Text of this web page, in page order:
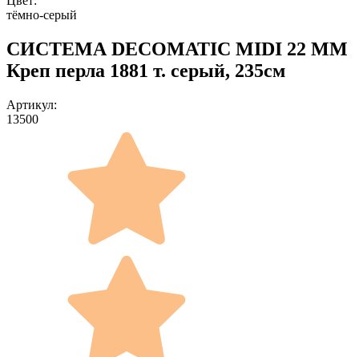
тёмно-серый
СИСТЕМА DECOMATIC MIDI 22 ММ
Креп перла 1881 т. серый, 235см
Артикул:
13500